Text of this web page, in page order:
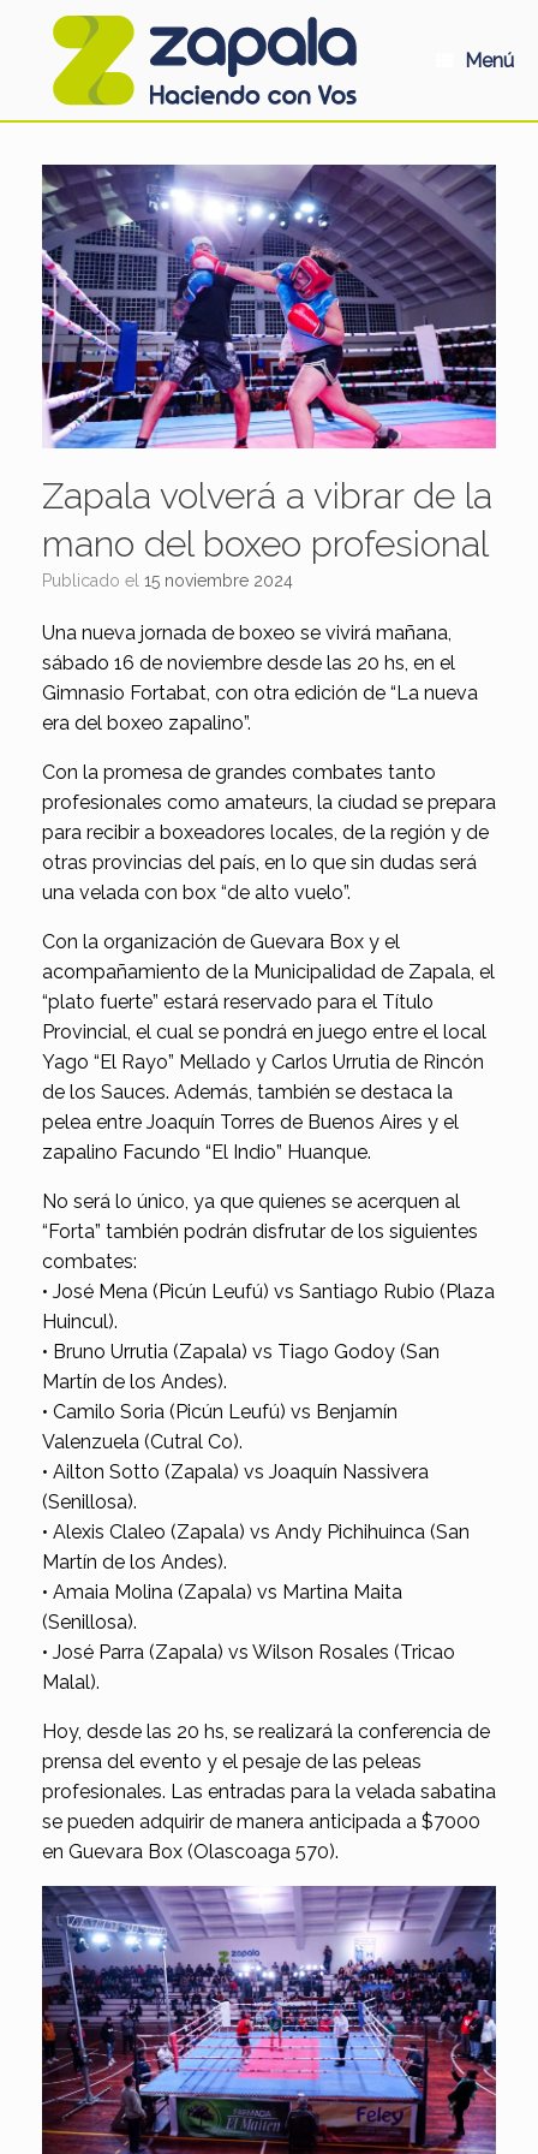
Menú
Zapala volverá a vibrar de la
mano del boxeo profesional
Publicado el 15 noviembre 2024
Una nueva jornada de boxeo se vivirá mañana,
sábado 16 de noviembre desde las 20 hs, en el
Gimnasio Fortabat, con otra edición de “La nueva
era del boxeo zapalino”.
Con la promesa de grandes combates tanto
profesionales como amateurs, la ciudad se prepara
para recibir a boxeadores locales, de la región y de
otras provincias del país, en lo que sin dudas será
una velada con box “de alto vuelo”.
Con la organización de Guevara Box y el
acompañamiento de la Municipalidad de Zapala, el
“plato fuerte” estará reservado para el Título
Provincial, el cual se pondrá en juego entre el local
Yago “El Rayo” Mellado y Carlos Urrutia de Rincón
de los Sauces. Además, también se destaca la
pelea entre Joaquín Torres de Buenos Aires y el
zapalino Facundo “El Indio” Huanque.
No será lo único, ya que quienes se acerquen al
“Forta” también podrán disfrutar de los siguientes
combates:
• José Mena (Picún Leufú) vs Santiago Rubio (Plaza
Huincul).
• Bruno Urrutia (Zapala) vs Tiago Godoy (San
Martín de los Andes).
• Camilo Soria (Picún Leufú) vs Benjamín
Valenzuela (Cutral Co).
• Ailton Sotto (Zapala) vs Joaquín Nassivera
(Senillosa).
• Alexis Claleo (Zapala) vs Andy Pichihuinca (San
Martín de los Andes).
• Amaia Molina (Zapala) vs Martina Maita
(Senillosa).
• José Parra (Zapala) vs Wilson Rosales (Tricao
Malal).
Hoy, desde las 20 hs, se realizará la conferencia de
prensa del evento y el pesaje de las peleas
profesionales. Las entradas para la velada sabatina
se pueden adquirir de manera anticipada a $7000
en Guevara Box (Olascoaga 570).